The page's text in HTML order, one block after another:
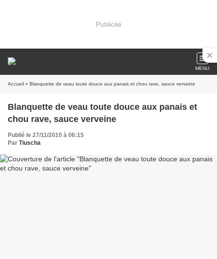
Publicité
MENU
Accueil » Blanquette de veau toute douce aux panais et chou rave, sauce verveine
Blanquette de veau toute douce aux panais et
chou rave, sauce verveine
Publié le 27/11/2010 à 06:15
Par Tiuscha